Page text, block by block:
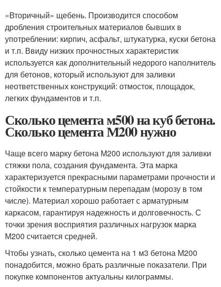
«Вторичный» щебень. Производится способом
дробления строительных материалов бывших в
употреблении: кирпич, асфальт, штукатурка, куски бетона
и т.п. Ввиду низких прочностных характеристик
используется как дополнительный недорого наполнитель
для бетонов, который используют для заливки
неответственных конструкций: отмосток, площадок,
легких фундаментов и т.п.
Сколько цемента м500 на куб бетона.
Сколько цемента М200 нужно
Чаще всего марку бетона М200 используют для заливки
стяжки пола, создания фундамента. Эта марка
характеризуется прекрасными параметрами прочности и
стойкости к температурным перепадам (морозу в том
числе). Материал хорошо работает с арматурным
каркасом, гарантируя надежность и долговечность. С
точки зрения восприятия различных нагрузок марка
М200 считается средней.
Чтобы узнать, сколько цемента на 1 м3 бетона М200
понадобится, можно брать различные показатели. При
покупке компонентов актуальны килограммы.